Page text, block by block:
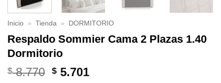
Inicio » Tienda » DORMITORIO
Respaldo Sommier Cama 2 Plazas 1.40
Dormitorio
$8.770 El
$ 5.701El